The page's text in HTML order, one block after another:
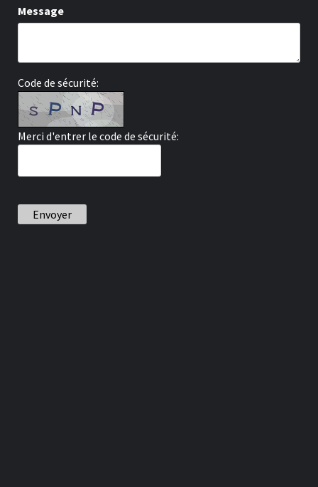
Message
Code de sécurité:
Merci d'entrer le code de sécurité:
Envoyer